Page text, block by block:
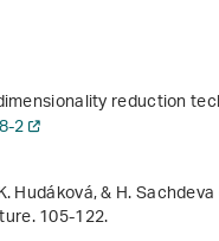
reduction
2
& H. Sachdeva
105-122.